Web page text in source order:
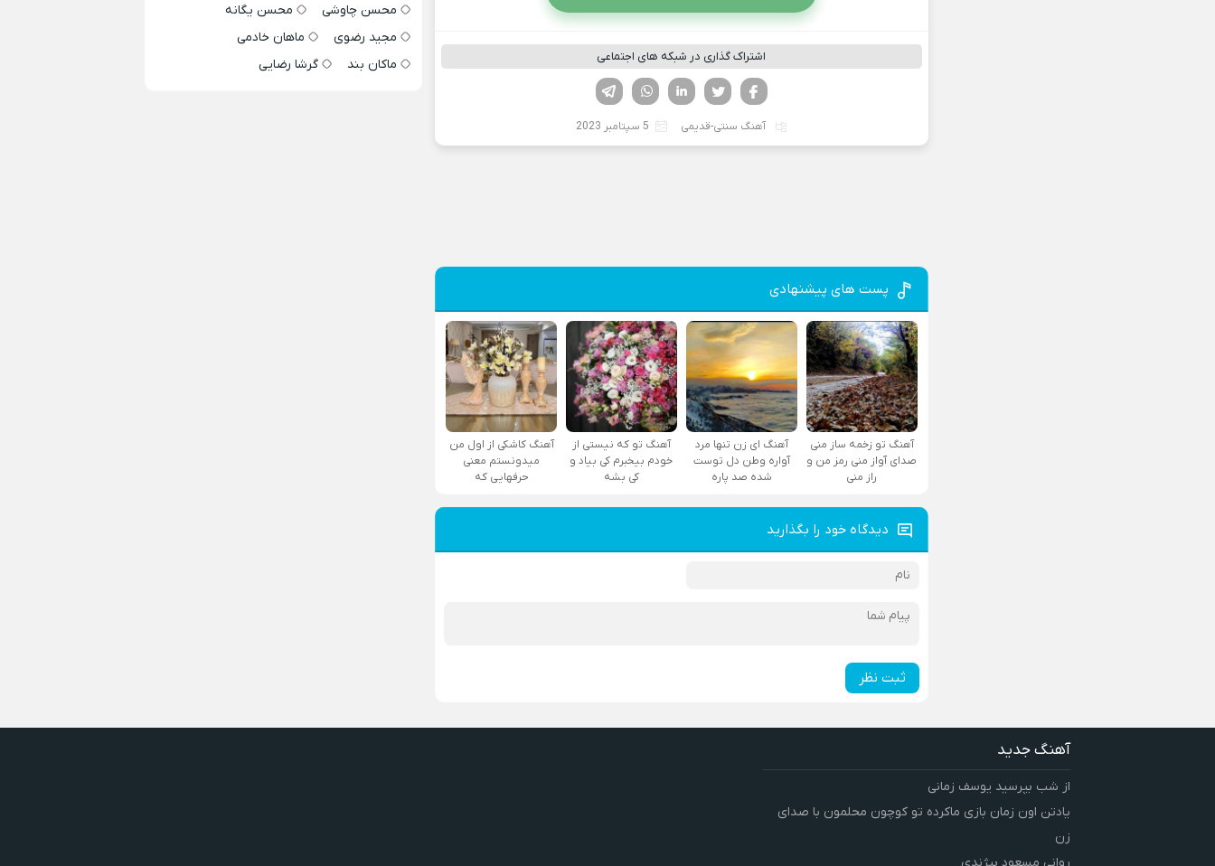
اشتراک گذاری در شبکه های اجتماعی
لینکدین تویتر
فیسوک
آهنگ سنتی-قدیمی 5 سپتامبر 2023
پست های پیشنهادی
آهنگ تو زخمه ساز منی
صدای آواز منی رمز من و
راز منی
آهنگ ای زن تنها مرد
آواره وطن دل توست
شده صد پاره
آهنگ تو که نیستی از
خودم بیخبرم کی بیاد و
کی بشه
آهنگ کاشکی از اول من
میدونستم معنی
حرفهایی که
دیدگاه خود را بگذارید
ثبت نظر
محسن چاوشی
محسن یگانه
مجید رضوی
ماهان خادمی
ماکان بند
گرشا رضایی
آهنگ جدید
از شب بپرسید یوسف زمانی
یادتن اون زمان بازی ماکرده تو کوچون محلمون با صدای
زن